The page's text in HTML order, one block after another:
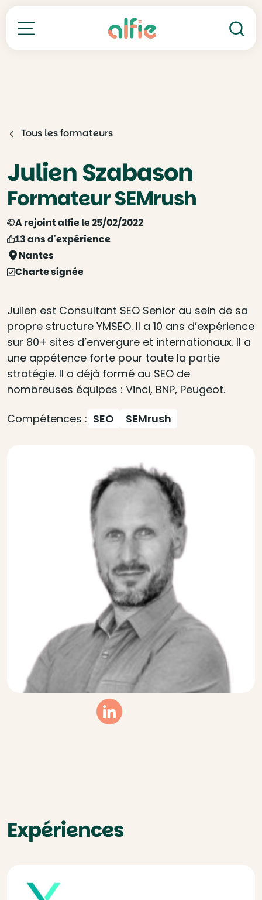
Toutes nos formations
Tous les formateurs
Julien Szabason
Formateur SEMrush
A rejoint alfie le 25/02/2022
13 ans d'expérience
Nantes
Charte signée
Julien est Consultant SEO Senior au sein de sa
propre structure YMSEO. Il a 10 ans d’expérience
sur 80+ sites d’envergure et internationaux. Il a
une appétence forte pour toute la partie
stratégie. Il a déjà formé au SEO de
nombreuses équipes : Vinci, BNP, Peugeot.
Compétences : SEO SEMrush
Linkedin
Expériences